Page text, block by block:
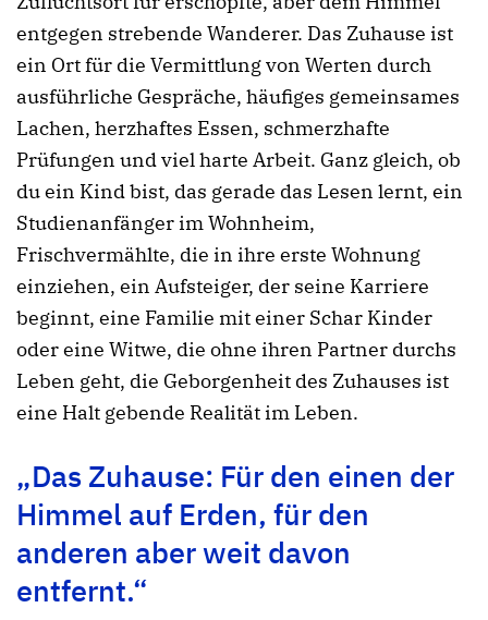
entgegen strebende Wanderer. Das Zuhause ist
ein Ort für die Vermittlung von Werten durch
ausführliche Gespräche, häufiges gemeinsames
Lachen, herzhaftes Essen, schmerzhafte
Prüfungen und viel harte Arbeit. Ganz gleich, ob
du ein Kind bist, das gerade das Lesen lernt, ein
Studienanfänger im Wohnheim,
Frischvermählte, die in ihre erste Wohnung
einziehen, ein Aufsteiger, der seine Karriere
beginnt, eine Familie mit einer Schar Kinder
oder eine Witwe, die ohne ihren Partner durchs
Leben geht, die Geborgenheit des Zuhauses ist
eine Halt gebende Realität im Leben.
„Das Zuhause: Für den einen der
Himmel auf Erden, für den
anderen aber weit davon
entfernt.“